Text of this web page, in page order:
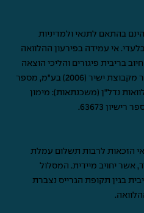
בהתאם לתנאי ולמדיניות
אי עמידה בפירעון ההלוואה
בריבית פיגורים והליכי הוצאה
לפועל. הגורם המממן: מימון ישיר מקבוצת ישיר (2006) בע"מ, מספר
בהלוואות נדל"ן (משכנתאות): מימון
63673.
הזכאות לרבות תשלום עמלת
אשר יחויב מיידית. המסלול
בגין תקופת הגרייס נצברת